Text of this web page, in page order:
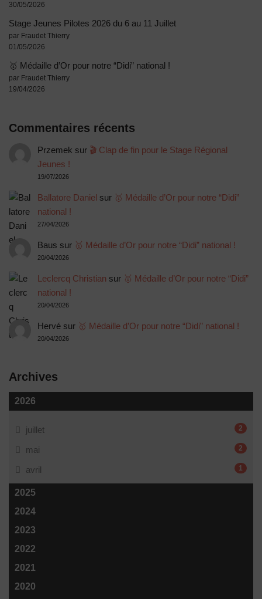
30/05/2026
Stage Jeunes Pilotes 2026 du 6 au 11 Juillet
par Fraudet Thierry
01/05/2026
🥇 Médaille d’Or pour notre “Didi” national !
par Fraudet Thierry
19/04/2026
Commentaires récents
Przemek sur 🎬 Clap de fin pour le Stage Régional
Jeunes !
19/07/2026
Ballatore Daniel sur 🥇 Médaille d’Or pour notre “Didi”
national !
27/04/2026
Baus sur 🥇 Médaille d’Or pour notre “Didi” national !
20/04/2026
Leclercq Christian sur 🥇 Médaille d’Or pour notre “Didi”
national !
20/04/2026
Hervésur 🥇 Médaille d’Or pour notre “Didi” national !
20/04/2026
Archives
2026
juillet 2
mai 2
avril 1
2025
2024
2023
2022
2021
2020